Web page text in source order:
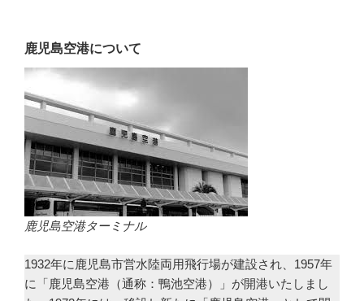
鹿児島空港について
鹿児島空港ターミナル
1932年に鹿児島市営水陸両用飛行場が建設され、1957年
に「鹿児島空港（通称：鴨池空港）」が開港いたしまし